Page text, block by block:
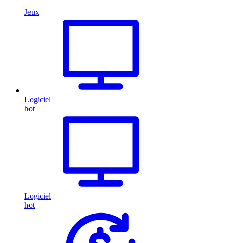
Jeux
Logiciel
hot
Logiciel
hot